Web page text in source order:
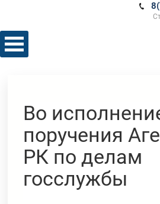
Во
поручения
РК по делам
госслужбы